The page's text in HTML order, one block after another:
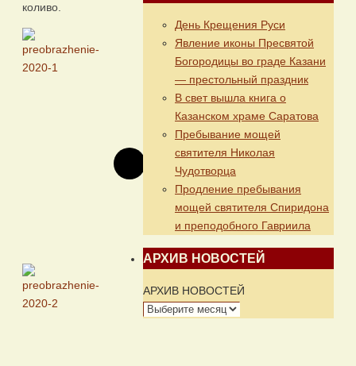
коливо.
День Крещения Руси
Явление иконы Пресвятой
Богородицы во граде Казани
— престольный праздник
В свет вышла книга о
Казанском храме Саратова
Пребывание мощей
святителя Николая
Чудотворца
Продление пребывания
мощей святителя Спиридона
и преподобного Гавриила
АРХИВ НОВОСТЕЙ
АРХИВ НОВОСТЕЙ